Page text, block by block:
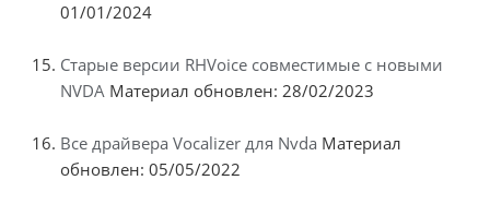
01/01/2024
Старые версии RHVoice совместимые с новыми
NVDA Материал обновлен: 28/02/2023
Все драйвера Vocalizer для Nvda Материал
обновлен: 05/05/2022